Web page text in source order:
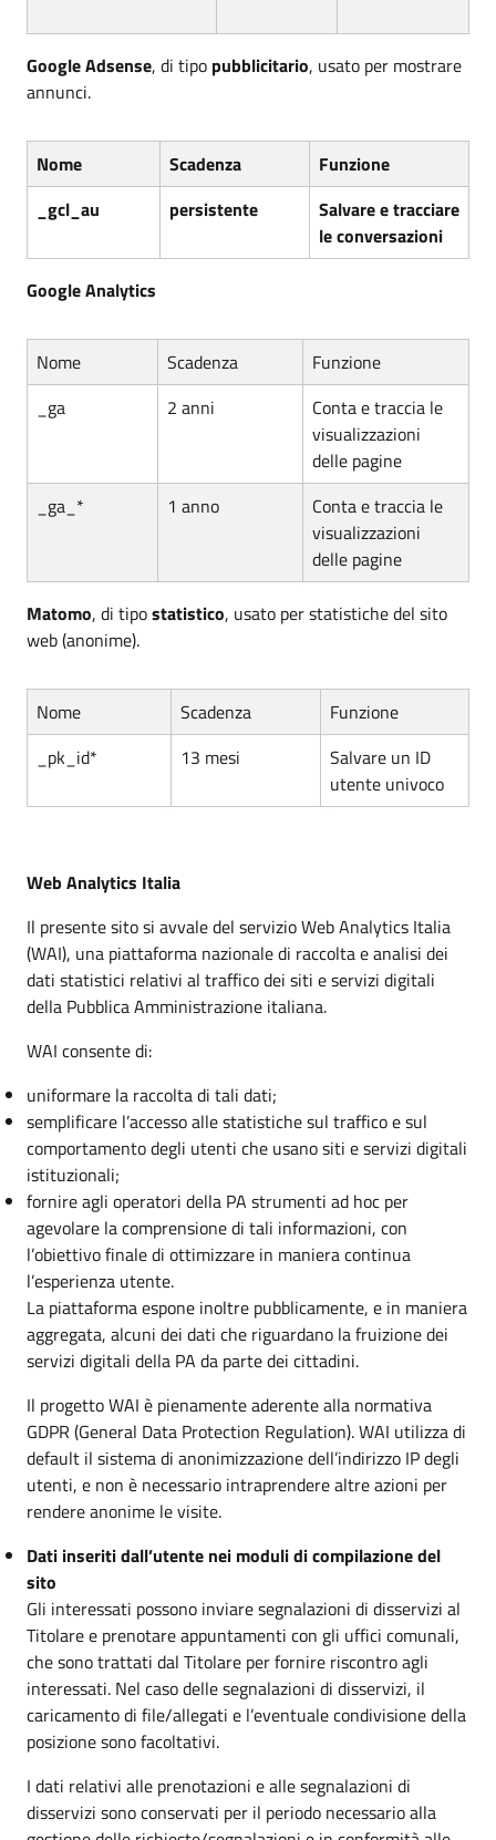
Google Adsense, di tipo pubblicitario, usato per mostrare
annunci.
Nome Scadenza
Funzione
_gcl_au
persistente
Salvare e tracciare
le conversazioni
Google Analytics
Nome Scadenza
Funzione
_ga
2 anni
Conta e traccia le
visualizzazioni
delle pagine
_ga_*
1 anno
Conta e traccia le
visualizzazioni
delle pagine
Matomo, di tipostatistico, usato per statistiche del sito
web (anonime).
Nome Scadenza
Funzione
_pk_id*
13 mesi
Salvare un ID
utente univoco
Web Analytics Italia
Il presente sito si avvale del servizio Web Analytics Italia
(WAI), una piattaforma nazionale di raccolta e analisi dei
dati statistici relativi al traffico dei siti e servizi digitali
della Pubblica Amministrazione italiana.
WAI consente di:
uniformare la raccolta di tali dati;
semplificare l’accesso alle statistiche sul traffico e sul
comportamento degli utenti che usano siti e servizi digitali
istituzionali;
fornire agli operatori della PA strumenti ad hoc per
agevolare la comprensione di tali informazioni, con
l’obiettivo finale di ottimizzare in maniera continua
l’esperienza utente.
La piattaforma espone inoltre pubblicamente, e in maniera
aggregata, alcuni dei dati che riguardano la fruizione dei
servizi digitali della PA da parte dei cittadini.
Il progetto WAI è pienamente aderente alla normativa
GDPR (General Data Protection Regulation). WAI utilizza di
default il sistema di anonimizzazione dell’indirizzo IP degli
utenti, e non è necessario intraprendere altre azioni per
rendere anonime le visite.
Dati inseriti dall’utente nei moduli di compilazione del
sito
Gli interessati possono inviare segnalazioni di disservizi al
Titolare e prenotare appuntamenti con gli uffici comunali,
che sono trattati dal Titolare per fornire riscontro agli
interessati. Nel caso delle segnalazioni di disservizi, il
caricamento di file/allegati e l’eventuale condivisione della
posizione sono facoltativi.
I dati relativi alle prenotazioni e alle segnalazioni di
disservizi sono conservati per il periodo necessario alla